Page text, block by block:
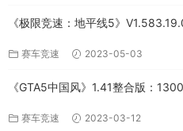
《极限竞速：地平线5》
赛车竞速 2023-05-03
《GTA5中国风》1.41整合版：
赛车竞速 2023-03-12